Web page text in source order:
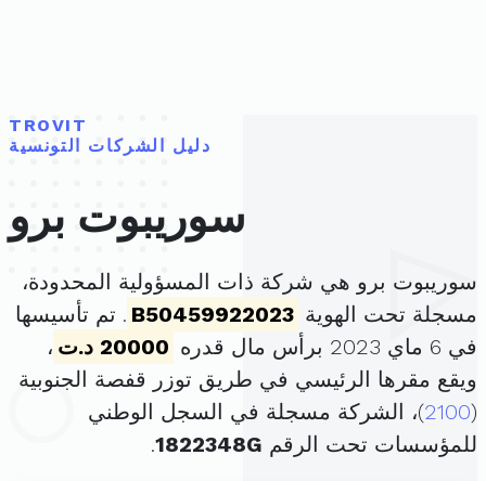
TROVIT
دليل الشركات التونسية
سوريبوت برو
سوريبوت برو هي شركة ذات المسؤولية المحدودة،
مسجلة تحت الهوية B50459922023 . تم تأسيسها
في 6 ماي 2023 برأس مال قدره
20000 د.ت
،
ويقع مقرها الرئيسي في طريق توزر قفصة الجنوبية
(
2100)، الشركة مسجلة في السجل الوطني
للمؤسسات تحت الرقم 1822348G
.